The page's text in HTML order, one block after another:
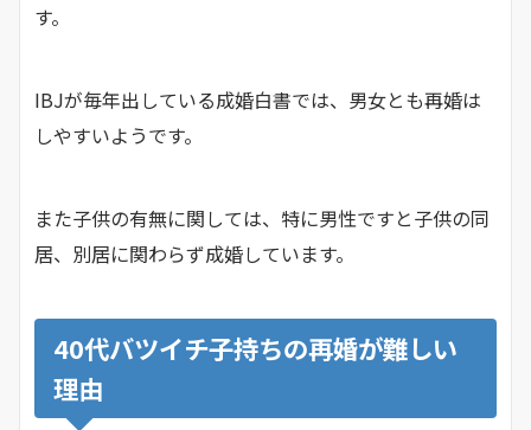
す。
IBJが毎年出している成婚白書では、男女とも再婚は
しやすいようです。
また子供の有無に関しては、特に男性ですと子供の同
居、別居に関わらず成婚しています。
40代バツイチ子持ちの再婚が難しい
理由